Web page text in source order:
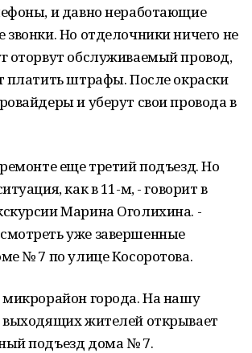
и давно неработающие
звонки. Но отделочники ничего не
оторвут обслуживаемый провод,
платить штрафы. После окраски
и уберут свои провода в
еще третий подъезд. Но
как в 11-м, - говорит в
Марина Оголихина. -
уже завершенные
№ 7 по улице Косоротова.
микрорайон города. На нашу
выходящих жителей открывает
подъезд дома № 7.